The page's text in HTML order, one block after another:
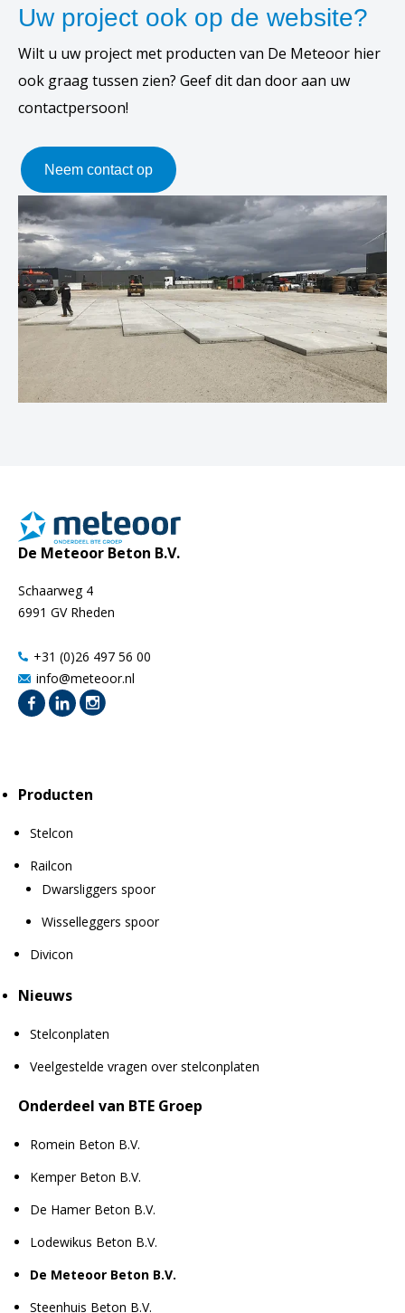
Uw project ook op de website?
Wilt u uw project met producten van De Meteoor hier
ook graag tussen zien? Geef dit dan door aan uw
contactpersoon!
Neem contact op
De Meteoor Beton B.V.
Schaarweg 4
6991 GV Rheden
+31 (0)26 497 56 00
info@meteoor.nl
Producten
Stelcon
Railcon
Dwarsliggers spoor
Wisselleggers spoor
Divicon
Nieuws
Stelconplaten
Veelgestelde vragen over stelconplaten
Onderdeel van BTE Groep
Romein Beton B.V.
Kemper Beton B.V.
De Hamer Beton B.V.
Lodewikus Beton B.V.
De Meteoor Beton B.V.
Steenhuis Beton B.V.